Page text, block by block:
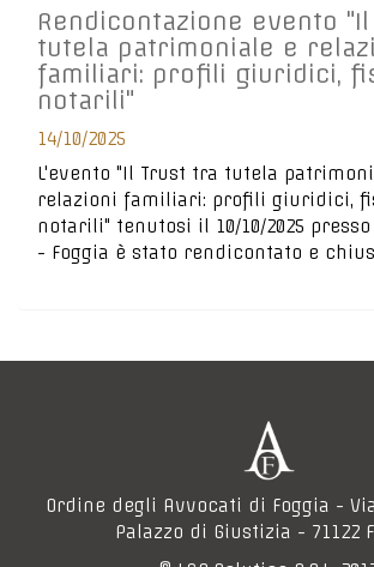
Rendicontazione evento
tutela patrimoniale e
familiari: profili giuridici,
notarili"
14/10/2025
L'evento "Il Trust tra tutela
relazioni familiari: profili giuridici,
notarili" tenutosi il 10/10/2025
- Foggia è stato rendicontato e
Ordine degli Avvocati di Foggia -
Palazzo di Giustizia - 71122